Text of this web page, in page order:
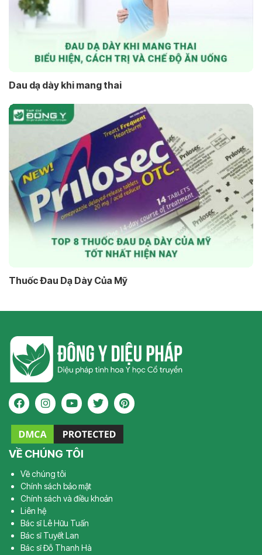
Dau dạ dày khi mang thai
Thuốc Đau Dạ Dày Của Mỹ
VỀ CHÚNG TÔI
Về chúng tôi
Chính sách bảo mật
Chính sách và điều khoản
Liên hệ
Bác sĩ Lê Hữu Tuấn
Bác sĩ Tuyết Lan
Bác sĩ Đỗ Thanh Hà